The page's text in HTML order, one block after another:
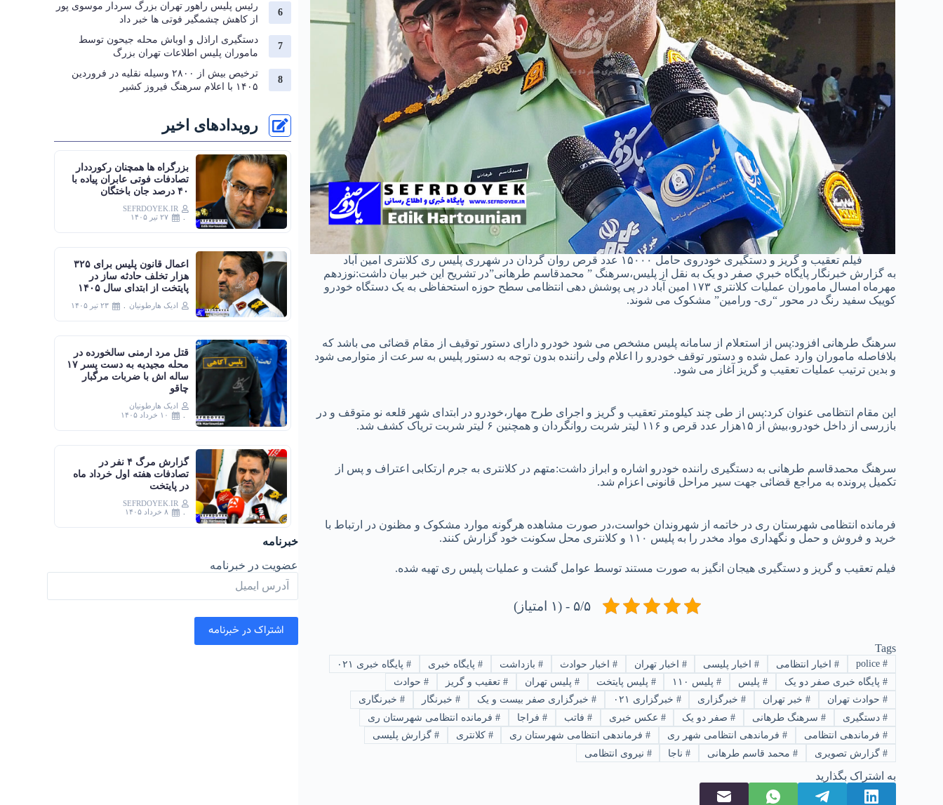
فیلم تعقیب و گریز و دستگیری خودروی حامل ۱۵۰۰۰ عدد قرص روان گردان در شهرری پلیس ری کلانتری امین آباد
به گزارش خبرنگار پايگاه خبري صفر دو یک به نقل از پلیس،سرهنگ ” محمدقاسم طرهانی”در تشریح این خبر بیان داشت:نوزدهم
مهرماه امسال ماموران عملیات کلانتری ۱۷۳ امین آباد در پی پوشش دهی انتظامی سطح حوزه استحفاظی به یک دستگاه خودرو
کوییک سفید رنگ در محور “ری- ورامین” مشکوک می شوند.
سرهنگ طرهانی افزود:پس از استعلام از سامانه پلیس مشخص می شود خودرو دارای دستور توقیف از مقام قضائی می باشد که
بلافاصله ماموران وارد عمل شده و دستور توقف خودرو را اعلام ولی راننده بدون توجه به دستور پلیس به سرعت از متوارمی شود
و بدین ترتیب عملیات تعقیب و گریز آغاز می شود.
این مقام انتظامی عنوان کرد:پس از طی چند کیلومتر تعقیب و گریز و اجرای طرح مهار،خودرو در ابتدای شهر قلعه نو متوقف و در
بازرسی از داخل خودرو،بیش از ۱۵هزار عدد قرص و ۱۱۶ لیتر شربت روانگردان و همچنین ۶ لیتر شربت تریاک کشف شد.
سرهنگ محمدقاسم طرهانی به دستگیری راننده خودرو اشاره و ابراز داشت:متهم در کلانتری به جرم ارتکابی اعتراف و پس از
تکمیل پرونده به مراجع قضائی جهت سیر مراحل قانونی اعزام شد.
فرمانده انتظامی شهرستان ری در خاتمه از شهروندان خواست،در صورت مشاهده هرگونه موارد مشکوک و مظنون در ارتباط با
خرید و فروش و حمل و نگهداری مواد مخدر را به پلیس ۱۱۰ و کلانتری محل سکونت خود گزارش کنند.
فیلم تعقیب و گریز و دستگیری هیجان انگیز به صورت مستند توسط عوامل گشت و عملیات پلیس ری تهیه شده.
۵/۵ - (۱ امتیاز)
Tags
#
police
#اخبار انتظامی #اخبار پلیسی # اخبار تهران # اخبار حوادث # بازداشت #پایگاه خبری #پایگاه خبری ۰۲۱
# پایگاه خبری صفر دو یک #پلیس #پلیس ۱۱۰ # پلیس پایتخت # پلیس تهران # تعقیب و گریز #حوادث
# حوادث تهران #خبر تهران #خبرگزاری # خبرگزاری ۰۲۱ # خبرگزاری صفر بیست و یک # خبرنگار #خبرنگاری
# دستگیری #سرهنگ طرهانی #صفر دو یک # عکس خبری # فاتب # فراجا #فرمانده انتظامی شهرستان ری
# فرماندهی انتظامی #فرماندهی انتظامی شهر ری #فرماندهی انتظامی شهرستان ری # کلانتری # گزارش پلیسی
# گزارش تصویری #محمد قاسم طرهانی #ناجا # نیروی انتظامی
به اشتراک بگذارید
رئیس پلیس راهور تهران بزرگ سردار موسوی پور
از کاهش چشمگیر فوتی ها خبر داد
دستگیری اراذل و اوباش محله جیحون توسط
ماموران پلیس اطلاعات تهران بزرگ
ترخیص بیش از ۲۸۰۰ وسیله نقلیه در فروردین
۱۴۰۵ با اعلام سرهنگ فیروز کشیر
رویدادهای اخیر
بزرگراه‌ ها همچنان رکورددار
تصادفات فوتی عابران پیاده با
۴۰ درصد جان‌ باختگان
SEFRDOYEK.IR
۲۷ تیر ۱۴۰۵
اعمال قانون پلیس برای ۳۲۵
هزار تخلف حادثه ساز در
پایتخت از ابتدای سال ۱۴۰۵
ادیک هارطونیان ۲۳ تیر ۱۴۰۵
قتل مرد ارمنی سالخورده در
محله مجیدیه به دست پسر ۱۷
ساله اش با ضربات مرگبار
چاقو
ادیک هارطونیان
۱۰ خرداد ۱۴۰۵
گزارش مرگ ۴ نفر در
تصادفات هفته اول خرداد ماه
در پایتخت
SEFRDOYEK.IR
۸ خرداد ۱۴۰۵
خبرنامه
عضویت در خبرنامه